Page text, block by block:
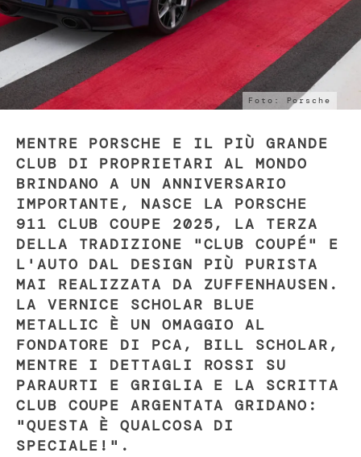
Foto: Porsche
MENTRE PORSCHE E IL PIÙ GRANDE
CLUB DI PROPRIETARI AL MONDO
BRINDANO A UN ANNIVERSARIO
IMPORTANTE, NASCE LA PORSCHE
911 CLUB COUPE 2025, LA TERZA
DELLA TRADIZIONE "CLUB COUPÉ" E
L'AUTO DAL DESIGN PIÙ PURISTA
MAI REALIZZATA DA ZUFFENHAUSEN.
LA VERNICE SCHOLAR BLUE
METALLIC È UN OMAGGIO AL
FONDATORE DI PCA, BILL SCHOLAR,
MENTRE I DETTAGLI ROSSI SU
PARAURTI E GRIGLIA E LA SCRITTA
CLUB COUPE ARGENTATA GRIDANO:
"QUESTA È QUALCOSA DI
SPECIALE!".